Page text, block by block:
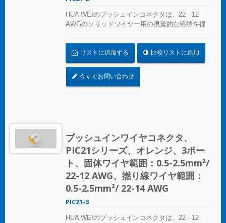
HUA WEIのプッシュインコネクタは、22 - 12
AWGのソリッドワイヤー用の視覚的な終端を提
定は簡単で、コンパクトなサイズは狭いスペー
スにシームレスにフィットします。照明設置、
プレファブリケート配線システム、分岐回路配
線など、さまざまな用途に最適です。 複雑なね
じれにさよならを告げましょう – コンパクトで
う – HUA WEIのプッシュインワイヤコネクタを
選んでください。 UL 486Cの基準に準拠してく
ださい。
リストに追加する 比較リストに追加
今すぐお問い合わせ
プッシュインワイヤコネクタ、
PIC21シリーズ、オレンジ、3ポー
ト、固体ワイヤ範囲：0.5-2.5mm²/
22-12 AWG、撚り線ワイヤ範囲：
0.5-2.5mm²/ 22-14 AWG
PIC21-3
HUA WEIのプッシュインコネクタは、22 - 12